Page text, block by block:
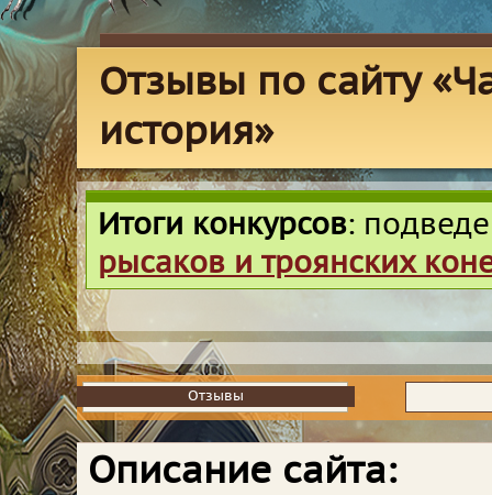
Отзывы по сайту
история»
Итоги конкурсов:
рысаков и троянских
Отзывы
Отзывы
Описание сайта: